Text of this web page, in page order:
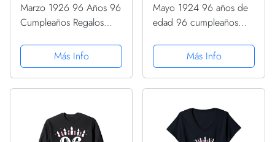
Marzo 1926 96 Años 96
Cumpleaños Regalos
Más Info
Mayo 1924 96 años de
edad 96 cumpleaños
CamisetaMás Info